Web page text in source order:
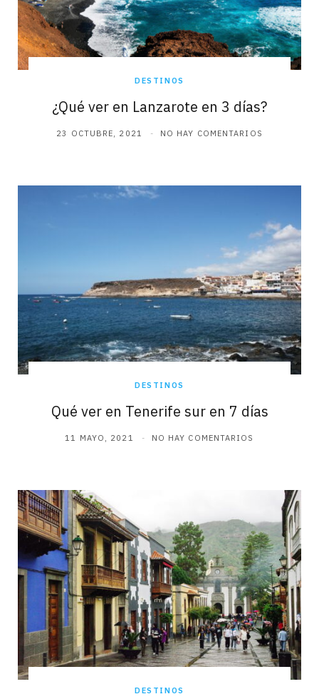
DESTINOS
¿Qué ver en Lanzarote en 3 días?
23 OCTUBRE, 2021 NO HAY COMENTARIOS
DESTINOS
Qué ver en Tenerife sur en 7 días
11 MAYO, 2021 NO HAY COMENTARIOS
DESTINOS